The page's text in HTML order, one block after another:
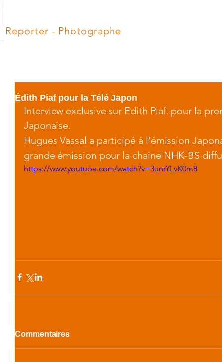
Reporter - Photographe
Édith Piaf pour la Télé Japon
Interview exclusive sur Edith Piaf, pour la
Japonaise.
Hugues Vassal a participé à l’émission
grande émission pour la chaine NHK-BS
https://www.youtube.com/watch?v=3unrYLvK0m8
Commentaires